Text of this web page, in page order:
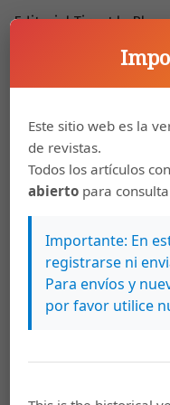
Editorial Tirant lo
Jiménez de Asúa,
Volumen II, Editorial
López Calvo, Pedro y
Criminalística. Editorial
Temis, Bogotá,
Manual de
Organismo de
Judicial, Poder Judicial,
Manual sobre el
Este sitio web es la
de revistas.
Todos los artículos
abierto para
Importante: En
registrarse ni
Para envíos y
por favor utilice